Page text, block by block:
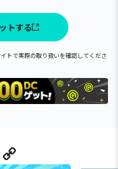
トする
トで実際の取り扱いを確認してくださ
Line